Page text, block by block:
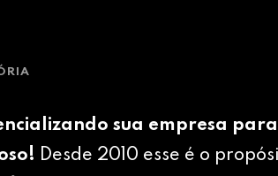
sua empresa
Desde 2010 esse é o